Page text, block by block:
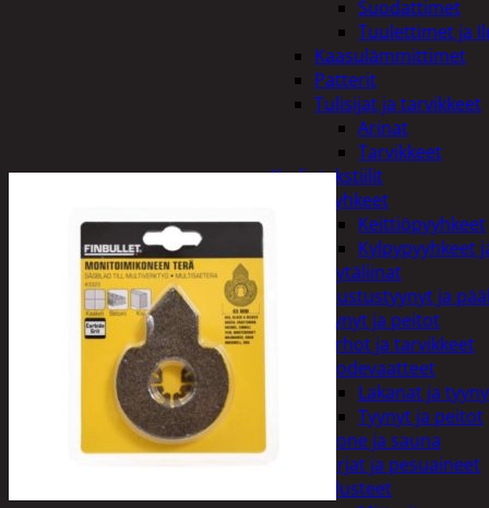
Suodattimet
Tuulettimet ja
Kaasulämmittimet
Patterit
Tulisijat ja tarvikkeet
Arinat
Tarvikkeet
Kodintekstiilit
Pyyhkeet
Keittiöpyyhkeet
Kylpypyyhkeet
Pöytäliinat
Sisustustyynyt ja
Tyynyt ja peitot
Verhot ja tarvikkeet
Vuodevaatteet
Lakanat ja
Tyynyt ja peitot
Kylpyhuone ja sauna
Harjat ja pesuaineet
Kalusteet